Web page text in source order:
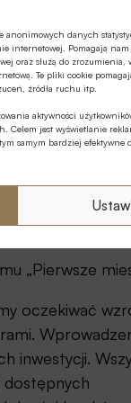
anonimowych danych
internetowej. Pomagają
oraz służą do zrozumienia,
Te pliki cookie
źródła ruchu itp.
aktywności
jest wyświetlanie
samym bardziej efektywne
będzie
To drugie jest
może być
„Pierwsze
oczekiwać
inwestycji.
dostępnych